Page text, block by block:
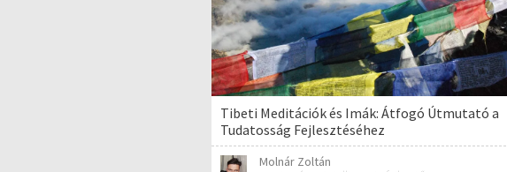
Tibeti Meditációk és Imák: Átfogó Útmutató a
Tudatosság Fejlesztéséhez
Molnár Zoltán